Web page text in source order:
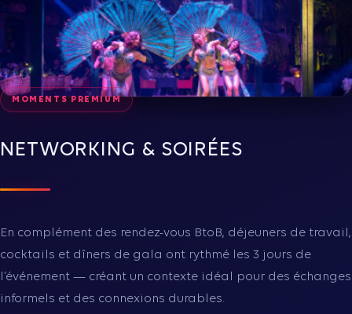
MOMENTS PREMIUM
NETWORKING & SOIRÉES
En complément des rendez-vous BtoB, déjeuners de travail,
cocktails et dîners de gala ont rythmé les 3 jours de
l’événement — créant un contexte idéal pour des échanges
informels et des connexions durables.